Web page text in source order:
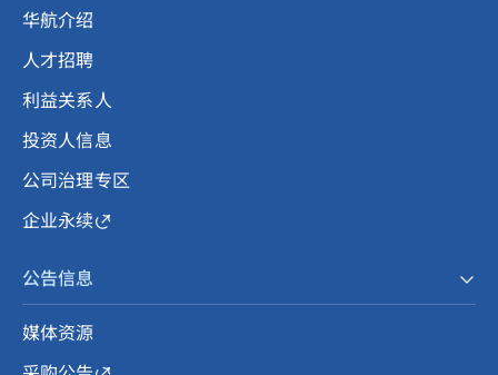
华航介绍
人才招聘
利益关系人
投资人信息
公司治理专区
企业永续
公告信息
媒体资源